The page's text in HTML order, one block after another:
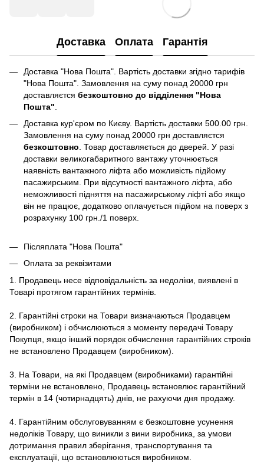
Доставка Оплата Гарантія
Доставка "Нова Пошта". Вартість доставки згідно тарифів
"Нова Пошта". Замовлення на суму понад 20000 грн
доставляєтся безкоштовно до відділення "Нова
Пошта"
Доставка кур'єром по Києву. Вартість доставки 500.00 грн.
Замовлення на суму понад 20000 грн доставляєтся
безкоштовно. Товар доставляється до дверей. У разі
доставки великогабаритного вантажу уточнюється
наявність вантажного ліфта або можливість підйому
пасажирським. При відсутності вантажного ліфта, або
неможливості підняття на пасажирському ліфті або якщо
він не працює, додатково оплачується підйом на поверх з
розрахунку 100 грн./1 поверх.
Післяплата "Нова Пошта"
Оплата за реквізитами
1. Продавець несе відповідальність за недоліки, виявлені в
Товарі протягом гарантійних термінів.
2. Гарантійні строки на Товари визначаються Продавцем
(виробником) і обчислюються з моменту передачі Товару
Покупця, якщо інший порядок обчислення гарантійних строків
не встановлено Продавцем (виробником).
3. На Товари, на які Продавцем (виробниками) гарантійні
терміни не встановлено, Продавець встановлює гарантійний
термін в 14 (чотирнадцять) днів, не рахуючи дня продажу.
4. Гарантійним обслуговуванням є безкоштовне усунення
недоліків Товару, що виникли з вини виробника, за умови
дотримання правил зберігання, транспортування та
експлуатації, що встановлюються виробником.